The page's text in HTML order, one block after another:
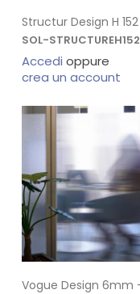
Structur Design H 152
SOL-STRUCTUREH152
Accedi oppure
crea un account